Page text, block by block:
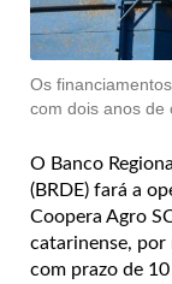
Os
com dois anos de
O Banco
(BRDE) fará a
Coopera Agro
catarinense, por
com prazo de